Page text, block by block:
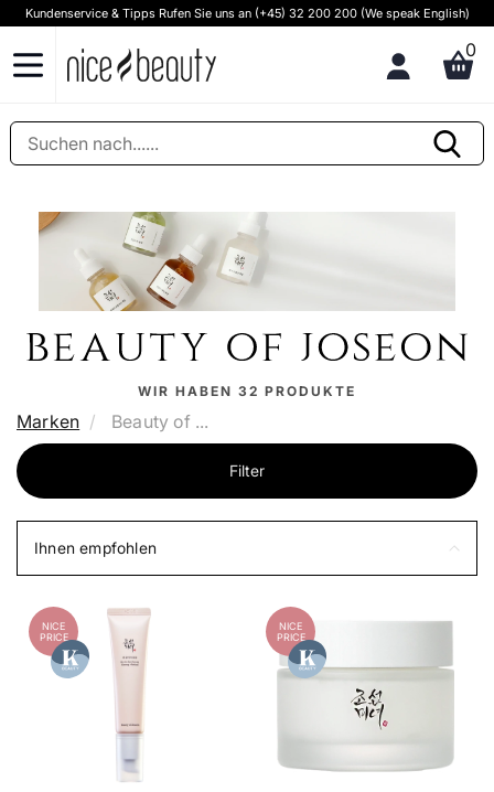
Kundenservice & Tipps Rufen Sie uns an (+45) 32 200 200 (We speak English)
0
WIR HABEN 32 PRODUKTE
Marken Beauty of ...
Filter
Ihnen empfohlen
NICE
PRICE
NICE
PRICE